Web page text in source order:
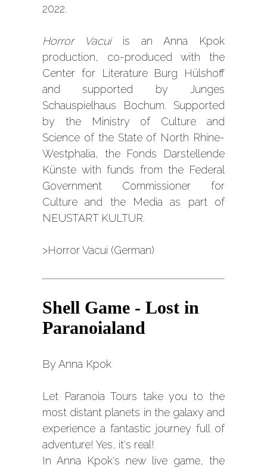
2022.
Horror Vacuiis an Anna Kpok
production, co-produced with the
Center for Literature Burg Hülshoff
and supported by Junges
Schauspielhaus Bochum. Supported
by the Ministry of Culture and
Science of the State of North Rhine-
Westphalia, the Fonds Darstellende
Künste with funds from the Federal
Government Commissioner for
Culture and the Media as part of
NEUSTART KULTUR.
>Horror Vacui (German)
Shell Game - Lost in
Paranoialand
By Anna Kpok
Let Paranoia Tours take you to the
most distant planets in the galaxy and
experience a fantastic journey full of
adventure! Yes, it's real!
In Anna Kpok's new live game, the